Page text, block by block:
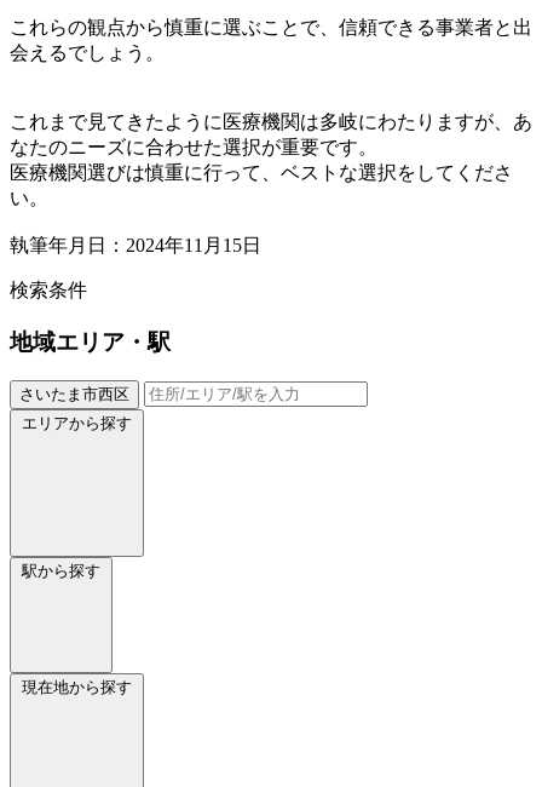
これらの観点から慎重に選ぶことで、信頼できる事業者と出
会えるでしょう。
これまで見てきたように医療機関は多岐にわたりますが、あ
なたのニーズに合わせた選択が重要です。
医療機関選びは慎重に行って、ベストな選択をしてくださ
い。
執筆年月日：2024年11月15日
検索条件
地域エリア・駅
さいたま市西区
エリアから探す
駅から探す
現在地から探す